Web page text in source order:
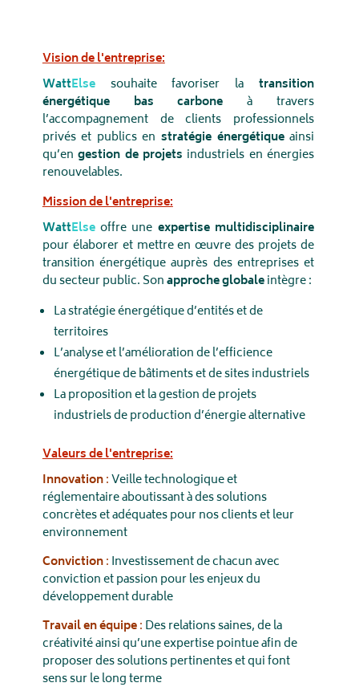
Vision de l'entreprise:
WattElsesouhaite favoriser latransition
énergétique bas carbone à travers
l’accompagnement de clients professionnels
privés et publics enstratégie énergétiqueainsi
qu’engestion de projets industriels en énergies
renouvelables.
Mission de l'entreprise:
WattElseoffre une expertise multidisciplinaire
pour élaborer et mettre en œuvre des projets de
transition énergétique auprès des entreprises et
du secteur public. Sonapproche globaleintègre :
La stratégie énergétique d’entités et de
territoires
L’analyse et l’amélioration de l’efficience
énergétique de bâtiments et de sites industriels
La proposition et la gestion de projets
industriels de production d’énergie alternative
Valeurs de l'entreprise:
Innovation:Veille technologique et
réglementaire aboutissant à des solutions
concrètes et adéquates pour nos clients et leur
environnement
Conviction: Investissement de chacun avec
conviction et passion pour les enjeux du
développement durable
Travail en équipe: Des relations saines, de la
créativité ainsi qu’une expertise pointue afin de
proposer des solutions pertinentes et qui font
sens sur le long terme